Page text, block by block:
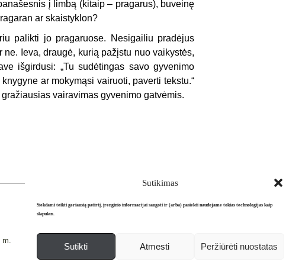
Sutikimas
Siekdami teikti geriausią patirtį, įrenginio informacijai saugoti ir (arba) pasiekti naudojame tokias technologijas kaip
slapukus.
Sutikti Atmesti Peržiūrėti nuostatas
į limbą (kitaip – pragarus), buveinę
ar skaistyklon?
palikti jo pragaruose. Nesigailiu pradėjus
Ieva, draugė, kurią pažįstu nuo vaikystės,
išgirdusi: „Tu sudėtingas savo gyvenimo
ar mokymąsi vairuoti, paverti tekstu.“
vairavimas gyvenimo gatvėmis.